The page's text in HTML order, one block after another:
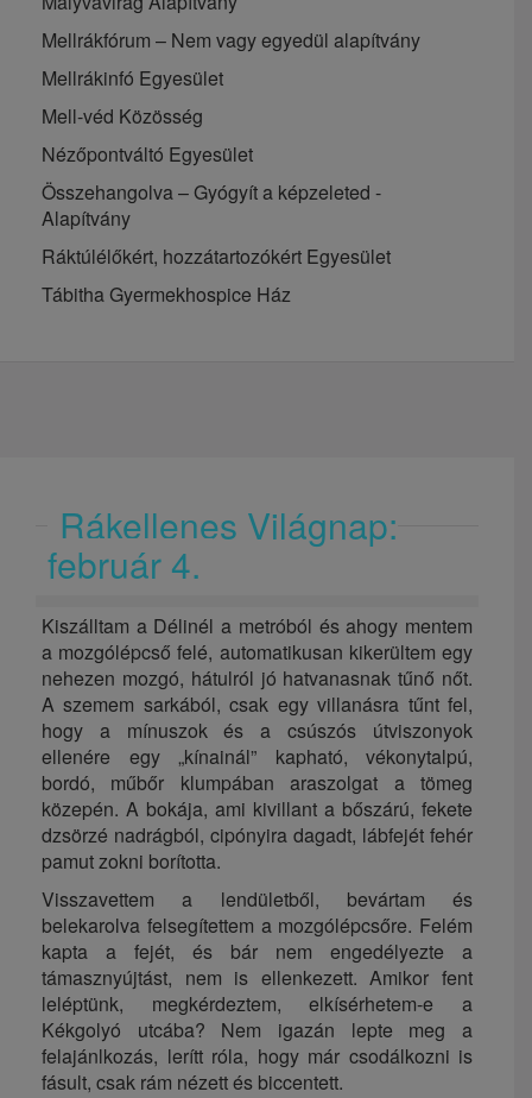
Mellrákfórum – Nem vagy egyedül alapítvány
Mellrákinfó Egyesület
Mell-véd Közösség
Nézőpontváltó Egyesület
Összehangolva – Gyógyít a képzeleted -
Alapítvány
Ráktúlélőkért, hozzátartozókért Egyesület
Tábitha Gyermekhospice Ház
Rákellenes Világnap:
február 4.
Kiszálltam a Délinél a metróból és ahogy mentem
a mozgólépcső felé, automatikusan kikerültem egy
nehezen mozgó, hátulról jó hatvanasnak tűnő nőt.
A szemem sarkából, csak egy villanásra tűnt fel,
hogy a mínuszok és a csúszós útviszonyok
ellenére egy „kínainál” kapható, vékonytalpú,
bordó, műbőr klumpában araszolgat a tömeg
közepén. A bokája, ami kivillant a bőszárú, fekete
dzsörzé nadrágból, cipónyira dagadt, lábfejét fehér
pamut zokni borította.
Visszavettem a lendületből, bevártam és
belekarolva felsegítettem a mozgólépcsőre. Felém
kapta a fejét, és bár nem engedélyezte a
támasznyújtást, nem is ellenkezett. Amikor fent
leléptünk, megkérdeztem, elkísérhetem-e a
Kékgolyó utcába? Nem igazán lepte meg a
felajánlkozás, lerítt róla, hogy már csodálkozni is
fásult, csak rám nézett és biccentett.